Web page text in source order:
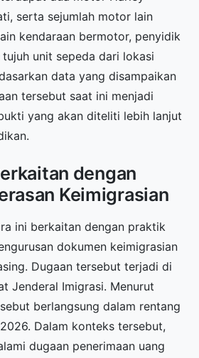
serta sejumlah motor lain
kendaraan bermotor, penyidik
unit sepeda dari lokasi
data yang disampaikan
tersebut saat ini menjadi
yang akan diteliti lebih lanjut
dengan
Keimigrasian
ini berkaitan dengan praktik
dokumen keimigrasian
Dugaan tersebut terjadi di
Jenderal Imigrasi. Menurut
berlangsung dalam rentang
Dalam konteks tersebut,
dugaan penerimaan uang